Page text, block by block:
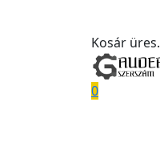
Kosár üres.
0